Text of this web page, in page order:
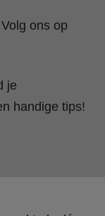
ons op
je
handige tips!